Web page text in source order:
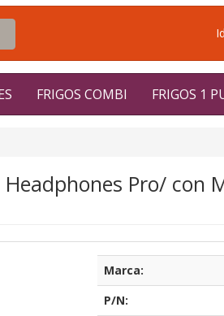
FRIGOS COMBI FRIGOS 1
Pro/ con
Marca:
P/N: